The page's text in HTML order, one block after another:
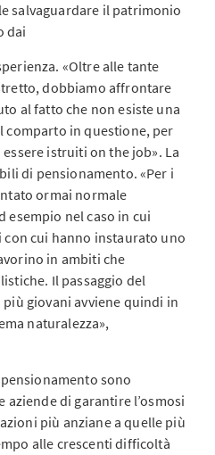
salvaguardare il patrimonio
dai
«Oltre alle tante
dobbiamo affrontare
al fatto che non esiste una
comparto in questione, per
istruiti on the job». La
di pensionamento. «Per i
ormai normale
esempio nel caso in cui
cui hanno instaurato uno
in ambiti che
Il passaggio del
giovani avviene quindi in
naturalezza»,
sono
aziende di garantire l’osmosi
più anziane a quelle più
alle crescenti difficoltà